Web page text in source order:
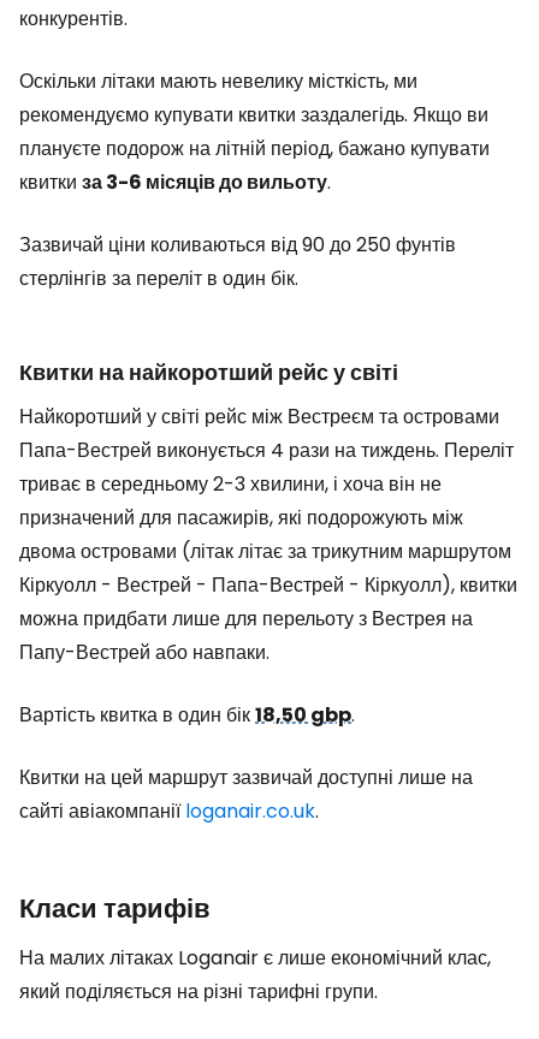
конкурентів.
Оскільки літаки мають невелику місткість, ми
рекомендуємо купувати квитки заздалегідь. Якщо ви
плануєте подорож на літній період, бажано купувати
квитки за 3-6 місяців до вильоту.
Зазвичай ціни коливаються від 90 до 250 фунтів
стерлінгів за переліт в один бік.
Квитки на найкоротший рейс у світі
Найкоротший у світі рейс між Вестреєм та островами
Папа-Вестрей виконується 4 рази на тиждень. Переліт
триває в середньому 2-3 хвилини, і хоча він не
призначений для пасажирів, які подорожують між
двома островами (літак літає за трикутним маршрутом
Кіркуолл - Вестрей - Папа-Вестрей - Кіркуолл), квитки
можна придбати лише для перельоту з Вестрея на
Папу-Вестрей або навпаки.
Вартість квитка в один бік18,50 gbp.
Квитки на цей маршрут зазвичай доступні лише на
сайті авіакомпаніїloganair.co.uk.
Класи тарифів
На малих літаках Loganair є лише економічний клас,
який поділяється на різні тарифні групи.